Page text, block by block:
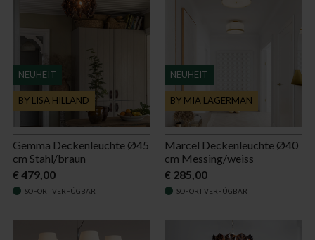
NEUHEIT
BY LISA HILLAND
Gemma Deckenleuchte Ø45
cm Stahl/braun
€ 479,00
SOFORT VERFÜGBAR
NEUHEIT
BY MIA LAGERMAN
Marcel Deckenleuchte Ø40
cm Messing/weiss
€ 285,00
SOFORT VERFÜGBAR